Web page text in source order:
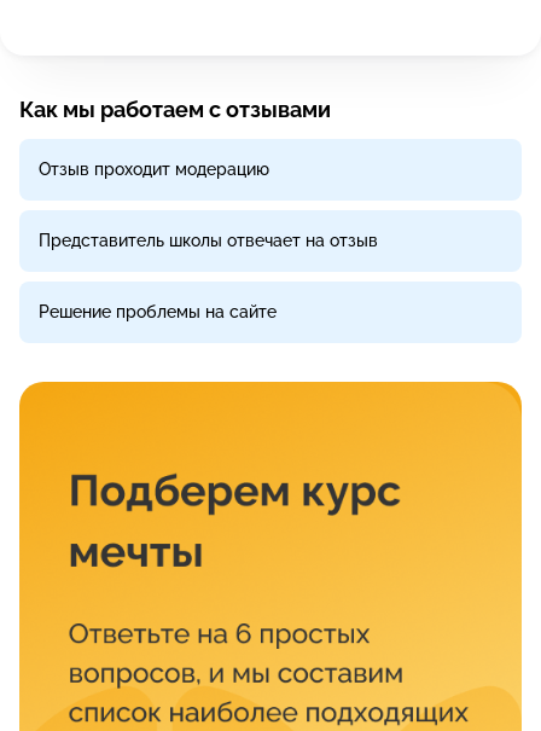
Как мы работаем с отзывами
Отзыв проходит модерацию
Представитель школы отвечает на отзыв
Решение проблемы на сайте